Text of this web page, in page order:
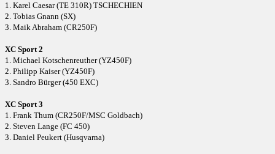
1. Karel Caesar (TE 310R) TSCHECHIEN
2. Tobias Gnann (SX)
3. Maik Abraham (CR250F)
XC Sport 2
1. Michael Kotschenreuther (YZ450F)
2. Philipp Kaiser (YZ450F)
3. Sandro Bürger (450 EXC)
XC Sport 3
1. Frank Thum (CR250F/MSC Goldbach)
2. Steven Lange (FC 450)
3. Daniel Peukert (Husqvarna)